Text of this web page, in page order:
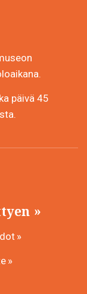
päivä 45